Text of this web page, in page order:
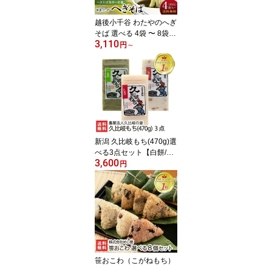
越後小千谷 わたやのへぎ
そば 選べる 4袋 〜 8袋
株式会社 わたや 新潟名
物 乾麺 へぎ蕎麦 新潟そ
ば ソバ そばセット 皇室
献上 新潟県 生産者直送
お取り寄せ ギフト プレ
ゼント 贈り物 送料無料
年越し蕎麦 年越しそば
お中元
3,110 円 ～
新潟 久比岐もち(470g)選
べる3点セット【白餅/豆
餅/豆もち/草餅/しそ餅/ご
ま餅/ゴマもち/のり餅/海
苔もち/黒豆餅/玄米餅/玄
米もち】【こがねもち/コ
ガネモチ/正月用/メイ
ド・イン上越】【お土産/
手土産/プレゼント/ギフ
トに！贈り物】【送料無
料】 お中元
3,600 円
笹おこわ（こがねもち）